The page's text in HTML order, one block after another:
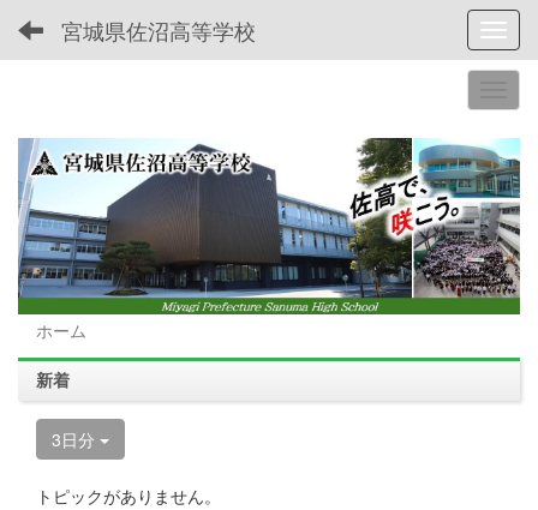
宮城県佐沼高等学校
ホーム
新着
3日分
トピックがありません。